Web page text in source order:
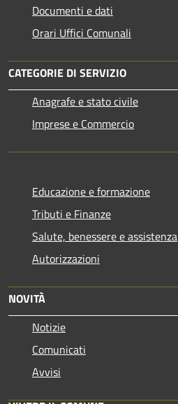
Documenti e dati
Orari Uffici Comunali
CATEGORIE DI SERVIZIO
Anagrafe e stato civile
Imprese e Commercio
Educazione e formazione
Tributi e Finanze
Salute, benessere e assistenza
Autorizzazioni
NOVITÀ
Notizie
Comunicati
Avvisi